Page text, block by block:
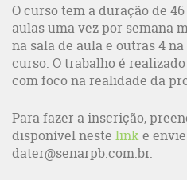
O curso tem a duração de
aulas uma vez por semana
na sala de aula e outras 4
curso. O trabalho é
com foco na realidade da
Para fazer a inscrição,
disponível neste linke
dater@senarpb.com.br.